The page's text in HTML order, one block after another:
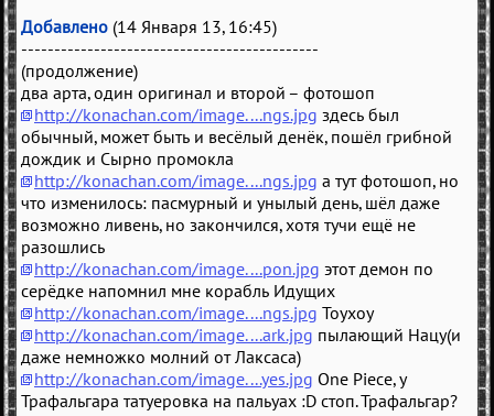
Добавлено (14 Января 13, 16:45)
---------------------------------------------
(продолжение)
два арта, один оригинал и второй – фотошоп
http://konachan.com/image....ngs.jpg здесь был
обычный, может быть и весёлый денёк, пошёл грибной
дождик и Сырно промокла
http://konachan.com/image....ngs.jpg а тут фотошоп, но
что изменилось: пасмурный и унылый день, шёл даже
возможно ливень, но закончился, хотя тучи ещё не
разошлись
http://konachan.com/image....pon.jpg этот демон по
серёдке напомнил мне корабль Идущих
http://konachan.com/image....ngs.jpg Тоухоу
http://konachan.com/image....ark.jpg пылающий Нацу(и
даже немножко молний от Лаксаса)
http://konachan.com/image....yes.jpg One Piece, у
Трафальгара татуеровка на пальуах :D стоп. Трафальгар?